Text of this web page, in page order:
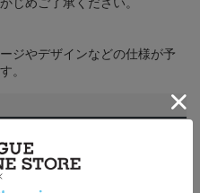
ジやデザインなどの仕様が予
。